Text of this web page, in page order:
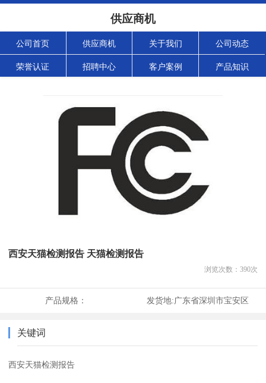
供应商机
公司首页 供应商机 关于我们 公司动态
荣誉认证 招聘中心 客户案例 产品知识
西安天猫检测报告 天猫检测报告
浏览次数： 390次
产品规格： 发货地:广东省深圳市宝安区
关键词
西安天猫检测报告